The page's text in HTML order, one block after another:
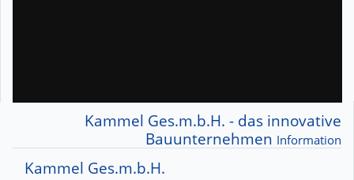
Kammel Ges.m.b.H. - das innovative
Bauunternehmen Information
Kammel Ges.m.b.H.